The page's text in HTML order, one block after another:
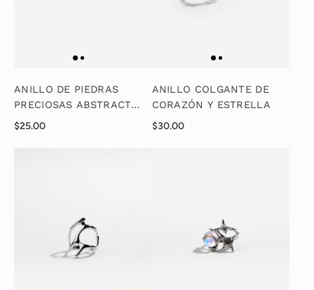
ANILLO DE PIEDRAS
PRECIOSAS ABSTRACTAS
-
$25.00
ANILLO COLGANTE DE
CORAZÓN Y ESTRELLA
$30.00